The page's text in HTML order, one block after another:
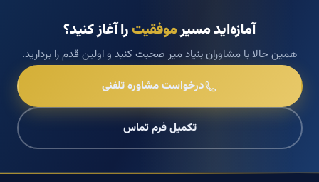
آمازه‌اید مسیرموفقیترا آغاز کنید؟
همین حالا با مشاوران بنیاد میر صحبت کنید و اولین قدم را بردارید.
درخواست مشاوره تلفنی
تکمیل فرم تماس